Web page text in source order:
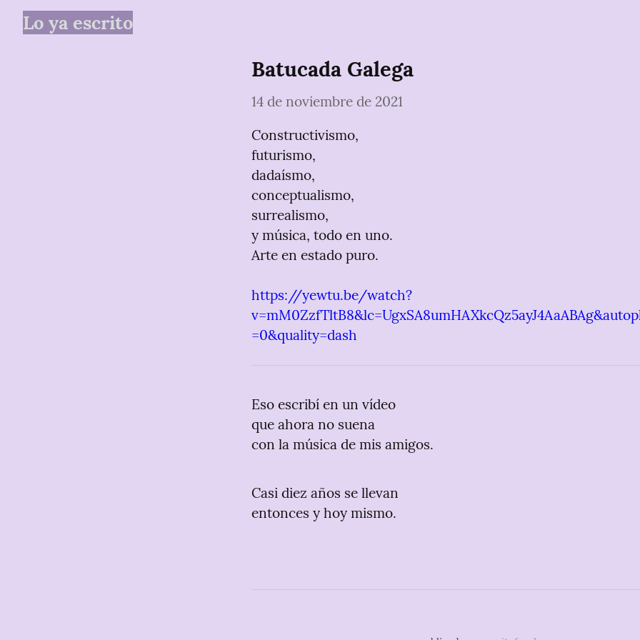
Lo ya escrito
Batucada Galega
14 de noviembre de 2021
Constructivismo,
futurismo,
dadaísmo,
conceptualismo,
surrealismo,
y música, todo en uno.
Arte en estado puro.
https://yewtu.be/watch?
=0&quality=dash
Eso escribí en un vídeo
que ahora no suena
con la música de mis amigos.
Casi diez años se llevan
entonces y hoy mismo.